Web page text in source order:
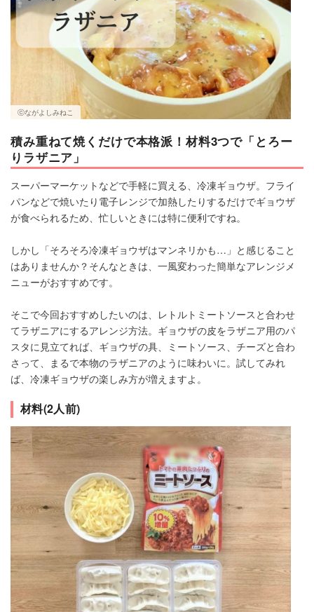
ⓒながよしみねこ
積み重ねて焼くだけで本格派！材料3つで「とろー
りラザニア」
スーパーマーケットなどで手軽に買える、冷凍ギョウザ。フライ
パンなどで焼いたり電子レンジで加熱したりするだけでギョウザ
が食べられるため、忙しいときには特に便利ですね。
しかし「そろそろ冷凍ギョウザはマンネリかも…」と感じること
はありませんか？そんなときは、一風変わった簡単なアレンジメ
ニューがおすすめです。
そこで今回おすすめしたいのは、レトルトミートソースと合わせ
てラザニアにするアレンジ方法。ギョウザの皮をラザニア用のパ
スタに見立てれば、ギョウザの具、ミートソース、チーズと合わ
さって、まるで本物のラザニアのように味わいに。試してみれ
ば、冷凍ギョウザの楽しみ方が増えますよ。
材料(2人前)